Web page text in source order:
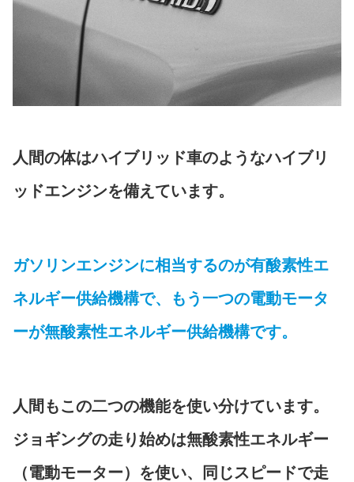
人間の体はハイブリッド車のようなハイブリ
ッドエンジンを備えています。
ガソリンエンジンに相当するのが有酸素性エ
ネルギー供給機構で、もう一つの電動モータ
ーが無酸素性エネルギー供給機構です。
人間もこの二つの機能を使い分けています。
ジョギングの走り始めは無酸素性エネルギー
（電動モーター）を使い、同じスピードで走